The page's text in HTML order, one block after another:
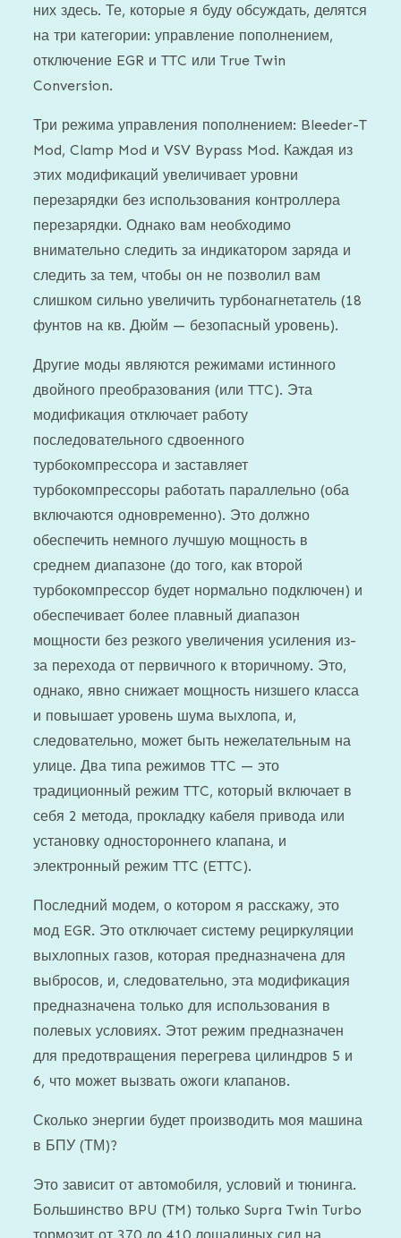
них здесь. Те, которые я буду обсуждать, делятся
на три категории: управление пополнением,
отключение EGR и TTC или True Twin
Conversion.
Три режима управления пополнением: Bleeder-T
Mod, Clamp Mod и VSV Bypass Mod. Каждая из
этих модификаций увеличивает уровни
перезарядки без использования контроллера
перезарядки. Однако вам необходимо
внимательно следить за индикатором заряда и
следить за тем, чтобы он не позволил вам
слишком сильно увеличить турбонагнетатель (18
фунтов на кв. Дюйм — безопасный уровень).
Другие моды являются режимами истинного
двойного преобразования (или TTC). Эта
модификация отключает работу
последовательного сдвоенного
турбокомпрессора и заставляет
турбокомпрессоры работать параллельно (оба
включаются одновременно). Это должно
обеспечить немного лучшую мощность в
среднем диапазоне (до того, как второй
турбокомпрессор будет нормально подключен) и
обеспечивает более плавный диапазон
мощности без резкого увеличения усиления из-
за перехода от первичного к вторичному. Это,
однако, явно снижает мощность низшего класса
и повышает уровень шума выхлопа, и,
следовательно, может быть нежелательным на
улице. Два типа режимов TTC — это
традиционный режим TTC, который включает в
себя 2 метода, прокладку кабеля привода или
установку одностороннего клапана, и
электронный режим TTC (ETTC).
Последний модем, о котором я расскажу, это
мод EGR. Это отключает систему рециркуляции
выхлопных газов, которая предназначена для
выбросов, и, следовательно, эта модификация
предназначена только для использования в
полевых условиях. Этот режим предназначен
для предотвращения перегрева цилиндров 5 и
6, что может вызвать ожоги клапанов.
Сколько энергии будет производить моя машина
в БПУ (ТМ)?
Это зависит от автомобиля, условий и тюнинга.
Большинство BPU (TM) только Supra Twin Turbo